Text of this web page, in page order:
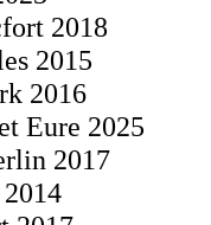
2018
2015
2016
Eure 2025
2017